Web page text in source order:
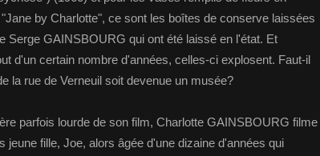
by Charlotte", ce sont les boîtes de conserve laissées
Serge GAINSBOURG qui ont été laissé en l'état. Et
d'un certain nombre d'années, celles-ci explosent. Faut-il
la rue de Verneuil soit devenue un musée?
parfois lourde de son film, Charlotte GAINSBOURG filme
jeune fille, Joe, alors âgée d'une dizaine d'années qui